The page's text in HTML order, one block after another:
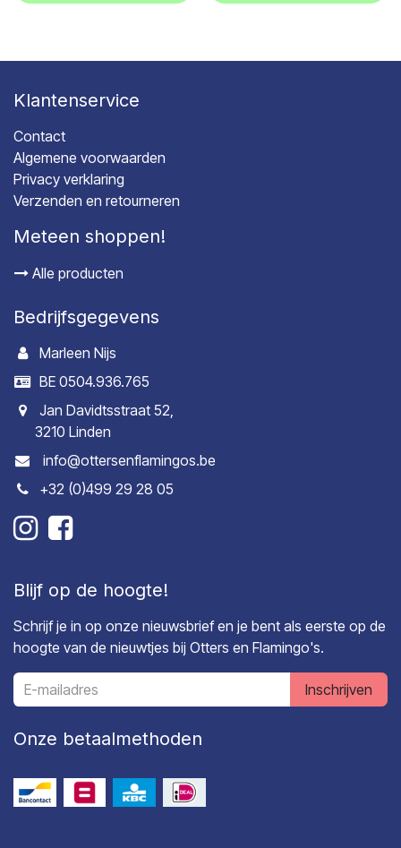
Klantenservice
Contact
Algemene voorwaarden
Privacy verklaring
Verzenden en retourneren
Meteen shoppen!
Alle producten
Bedrijfsgegevens
Marleen Nijs
BE 0504.936.765
Jan Davidtsstraat 52,
3210 Linden
info@ottersenflamingos.be
+32 (0)499 29 28 05
Blijf op de hoogte!
Schrijf je in op onze nieuwsbrief en je bent als eerste op de
hoogte van de nieuwtjes bij Otters en Flamingo's.
Inschrijven
Onze betaalmethoden